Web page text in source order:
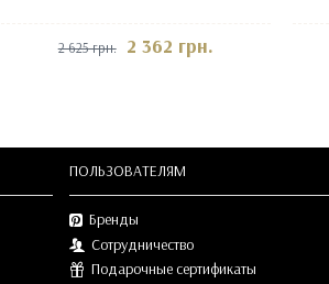
2 625 грн. 2 362 грн.
ПОЛЬЗОВАТЕЛЯМ
Бренды
Сотрудничество
Подарочные сертификаты